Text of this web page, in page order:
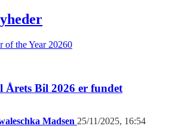
0
Årets Bil 2026 er fundet
Madsen 25/11/2025, 16:54